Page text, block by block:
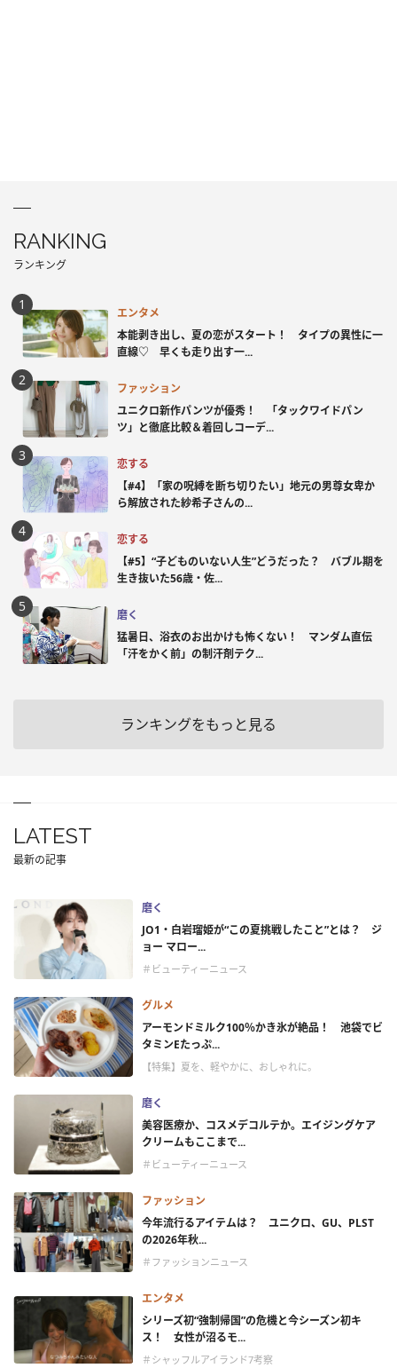
RANKING
ランキング
エンタメ
本能剥き出し、夏の恋がスタート！ タイプの異性に一
直線♡ 早くも走り出す一...
ファッション
ユニクロ新作パンツが優秀！ 「タックワイドパン
ツ」と徹底比較＆着回しコーデ...
恋する
【#4】「家の呪縛を断ち切りたい」地元の男尊女卑か
ら解放された紗希子さんの...
恋する
【#5】“子どものいない人生”どうだった？ バブル期を
生き抜いた56歳・佐...
磨く
猛暑日、浴衣のお出かけも怖くない！ マンダム直伝
「汗をかく前」の制汗剤テク...
ランキングをもっと見る
LATEST
最新の記事
磨く
JO1・白岩瑠姫が“この夏挑戦したこと”とは？ ジ
ョー マロー...
＃ビューティーニュース
グルメ
アーモンドミルク100％かき氷が絶品！ 池袋でビ
タミンEたっぷ...
【特集】夏を、軽やかに、おしゃれに。
磨く
美容医療か、コスメデコルテか。エイジングケア
クリームもここまで...
＃ビューティーニュース
ファッション
今年流行るアイテムは？ ユニクロ、GU、PLST
の2026年秋...
＃ファッションニュース
エンタメ
シリーズ初“強制帰国”の危機と今シーズン初キ
ス！ 女性が沼るモ...
＃シャッフルアイランド7考察